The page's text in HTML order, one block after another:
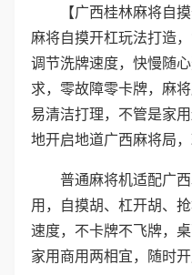
【广西桂林麻将自
麻将自摸开杠玩法打造
调节洗牌速度，快慢随
求，零故障零卡牌，麻
易清洁打理，不管是家
地开启地道广西麻将局，
普通麻将机适配广
用，自摸胡、杠开胡、
速度，不卡牌不飞牌，
家用商用两相宜，随时开